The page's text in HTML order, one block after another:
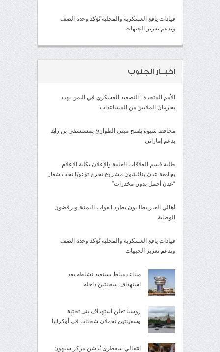
قيادات يافع العسكرية والمحلية تُؤكد وحدة الصف
وتدعم تعزيز الجبهات
اخبــار الجنوب
الأمم المتحدة : التصعيد العسكري في اليمن يهدد
بحرمان الملايين من المساعدات
محافظ شبوة يفتتح مبنى الطوارئ بمستشفى بن زايد
بدعم إماراتي
طلبة قسم العلاقات العامة والإعلان بكلية الإعلام
بجامعة عدن يناقشون مشروع تخرج توعويًا تحت شعار
“عدن أجمل بدون مخدرات”
أهالي العبر يطالبون بطرد القوات اليمنية ويرفضون
الوصاية
قيادات يافع العسكرية والمحلية تُؤكد وحدة الصف
وتدعم تعزيز الجبهات
ميناء دمياط يستعيد نشاطه بعد
استهداف سفينتين داخله
روسيا تعلن استهداف بنى تحتية
وسفينتين تحملان شحنات في أوكرانيا
انتقالي سقطرى يُدشن مركز سيهون